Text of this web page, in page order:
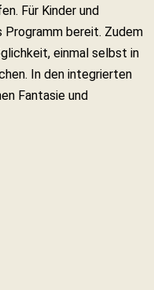
Für Kinder und
bereit. Zudem
einmal selbst in
In den integrierten
Fantasie und